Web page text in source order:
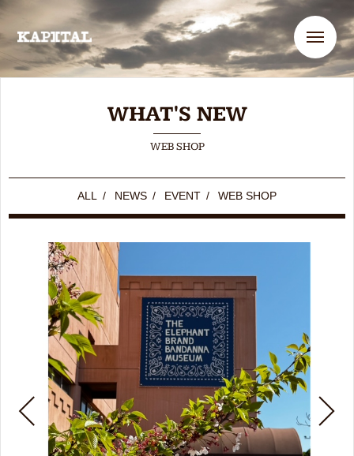
WHAT'S NEW
WEB SHOP
ALL / NEWS / EVENT / WEB SHOP